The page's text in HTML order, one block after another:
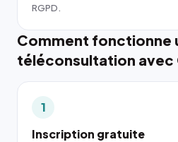
RGPD.
Comment fonctionne
téléconsultation avec
1
Inscription gratuite